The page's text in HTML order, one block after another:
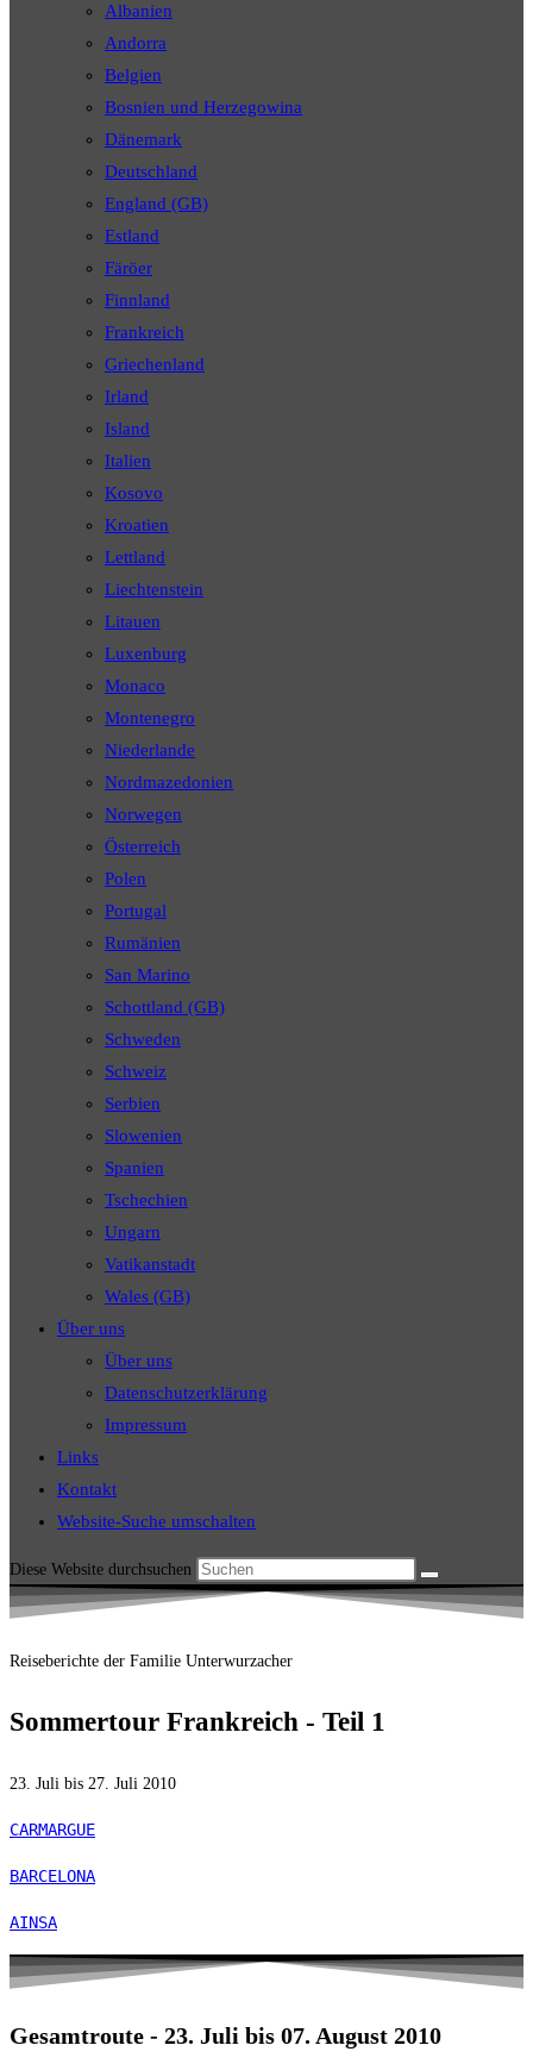
Albanien
Andorra
Belgien
Bosnien und Herzegowina
Dänemark
Deutschland
England (GB)
Estland
Färöer
Finnland
Frankreich
Griechenland
Irland
Island
Italien
Kosovo
Kroatien
Lettland
Liechtenstein
Litauen
Luxenburg
Monaco
Montenegro
Niederlande
Nordmazedonien
Norwegen
Österreich
Polen
Portugal
Rumänien
San Marino
Schottland (GB)
Schweden
Schweiz
Serbien
Slowenien
Spanien
Tschechien
Ungarn
Vatikanstadt
Wales (GB)
Über uns
Über uns
Datenschutzerklärung
Impressum
Links
Kontakt
Website-Suche umschalten
Diese Website durchsuchen
Reiseberichte der Familie Unterwurzacher
Sommertour Frankreich - Teil 1
23. Juli bis 27. Juli 2010
CARMARGUE
BARCELONA
AINSA
Gesamtroute - 23. Juli bis 07. August 2010